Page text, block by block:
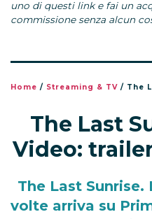
uno di questi link e fai un
commissione senza alcun
Home / Streaming & TV / The
The Last
Video:
The Last
volte arriva su